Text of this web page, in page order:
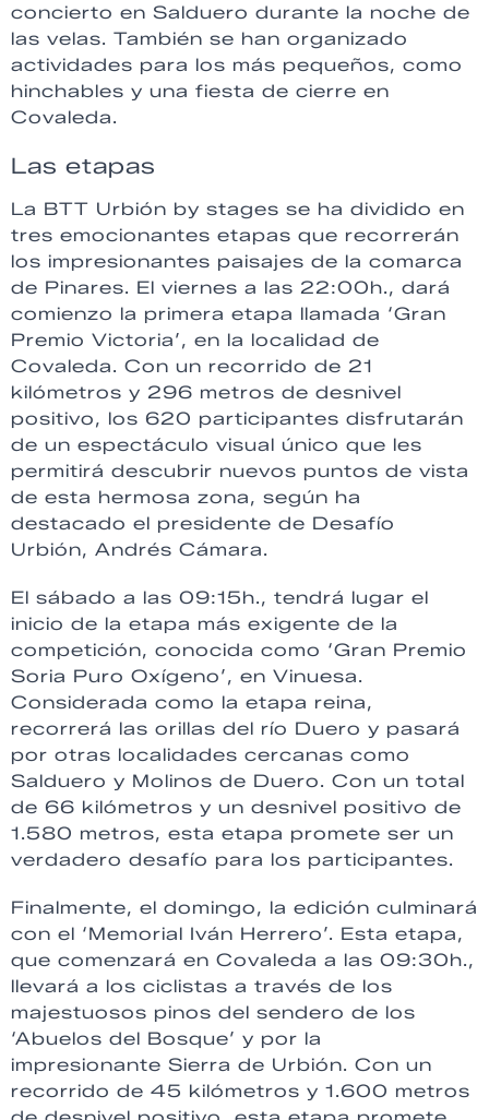
concierto en Salduero durante la noche de
las velas. También se han organizado
actividades para los más pequeños, como
hinchables y una fiesta de cierre en
Covaleda.
Las etapas
La BTT Urbión by stages se ha dividido en
tres emocionantes etapas que recorrerán
los impresionantes paisajes de la comarca
de Pinares. El viernes a las 22:00h., dará
comienzo la primera etapa llamada ‘Gran
Premio Victoria’, en la localidad de
Covaleda. Con un recorrido de 21
kilómetros y 296 metros de desnivel
positivo, los 620 participantes disfrutarán
de un espectáculo visual único que les
permitirá descubrir nuevos puntos de vista
de esta hermosa zona, según ha
destacado el presidente de Desafío
Urbión, Andrés Cámara.
El sábado a las 09:15h., tendrá lugar el
inicio de la etapa más exigente de la
competición, conocida como ‘Gran Premio
Soria Puro Oxígeno’, en Vinuesa.
Considerada como la etapa reina,
recorrerá las orillas del río Duero y pasará
por otras localidades cercanas como
Salduero y Molinos de Duero. Con un total
de 66 kilómetros y un desnivel positivo de
1.580 metros, esta etapa promete ser un
verdadero desafío para los participantes.
Finalmente, el domingo, la edición culminará
con el ‘Memorial Iván Herrero’. Esta etapa,
que comenzará en Covaleda a las 09:30h.,
llevará a los ciclistas a través de los
majestuosos pinos del sendero de los
‘Abuelos del Bosque’ y por la
impresionante Sierra de Urbión. Con un
recorrido de 45 kilómetros y 1.600 metros